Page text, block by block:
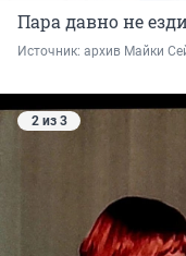
Пара давно не
Источник: архив Майки
2 из 3